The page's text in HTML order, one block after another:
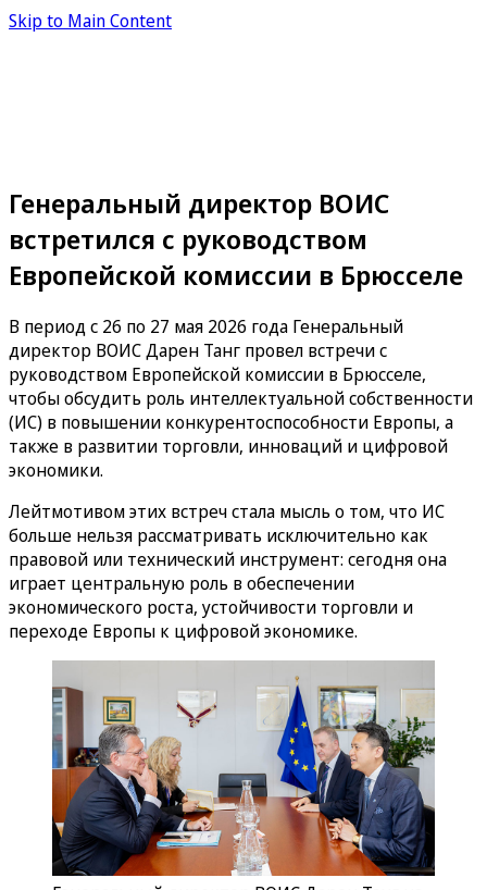
Skip to Main Content
Генеральный директор ВОИС
встретился с руководством
Европейской комиссии в Брюсселе
В период с 26 по 27 мая 2026 года Генеральный
директор ВОИС Дарен Танг провел встречи с
руководством Европейской комиссии в Брюсселе,
чтобы обсудить роль интеллектуальной собственности
(ИС) в повышении конкурентоспособности Европы, а
также в развитии торговли, инноваций и цифровой
экономики.
Лейтмотивом этих встреч стала мысль о том, что ИС
больше нельзя рассматривать исключительно как
правовой или технический инструмент: сегодня она
играет центральную роль в обеспечении
экономического роста, устойчивости торговли и
переходе Европы к цифровой экономике.